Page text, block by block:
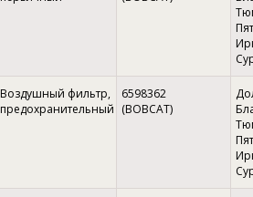
Воздушный фильтр,
предохранительный
6598362
(BOBCAT)